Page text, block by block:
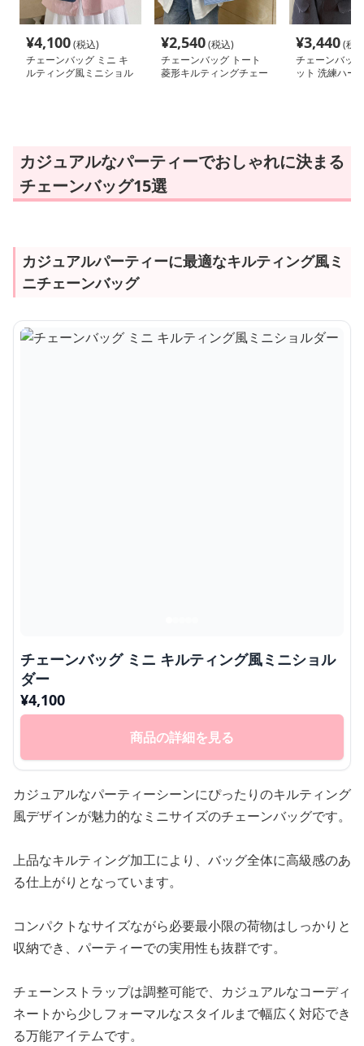
¥4,100(税込)
チェーンバッグ ミニ キ
ルティング風ミニショル
¥2,540(税込)
チェーンバッグ トート
菱形キルティングチェー
¥3,440(税
チェーンバッ
ット 洗練ハー
カジュアルなパーティーでおしゃれに決まる
チェーンバッグ15選
カジュアルパーティーに最適なキルティング風ミ
ニチェーンバッグ
チェーンバッグ ミニ キルティング風ミニショル
ダー
¥4,100
商品の詳細を見る
カジュアルなパーティーシーンにぴったりのキルティング
風デザインが魅力的なミニサイズのチェーンバッグです。
上品なキルティング加工により、バッグ全体に高級感のあ
る仕上がりとなっています。
コンパクトなサイズながら必要最小限の荷物はしっかりと
収納でき、パーティーでの実用性も抜群です。
チェーンストラップは調整可能で、カジュアルなコーディ
ネートから少しフォーマルなスタイルまで幅広く対応でき
る万能アイテムです。